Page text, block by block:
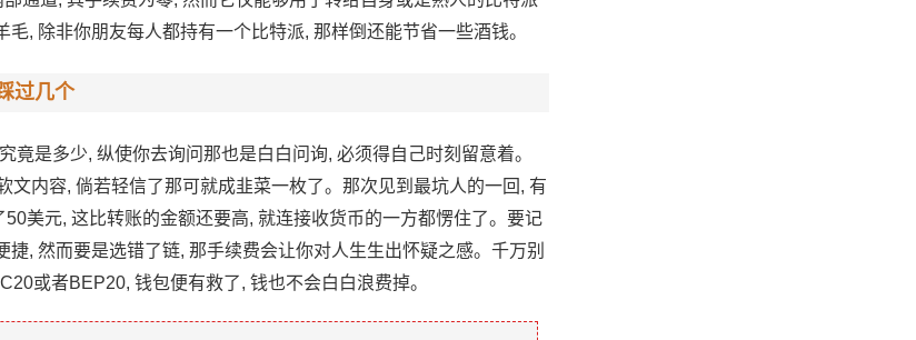
, 除非你朋友每人都持有一个比特派, 那样倒还能节省一些酒钱。
过几个
竟是多少, 纵使你去询问那也是白白问询, 必须得自己时刻留意着。
文内容, 倘若轻信了那可就成韭菜一枚了。那次见到最坑人的一回, 有
美元, 这比转账的金额还要高, 就连接收货币的一方都愣住了。要记
, 然而要是选错了链, 那手续费会让你对人生生出怀疑之感。千万别
或者BEP20, 钱包便有救了, 钱也不会白白浪费掉。